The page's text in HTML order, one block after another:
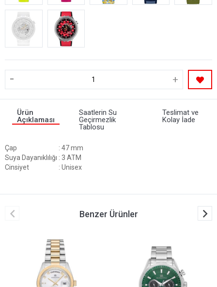
- +
Ürün
Açıklaması
Saatlerin Su
Geçirmezlik
Tablosu
Teslimat ve
Kolay İade
Çap
: 47 mm
Suya Dayanıklılığı : 3 ATM
Cinsiyet
: Unisex
Benzer Ürünler